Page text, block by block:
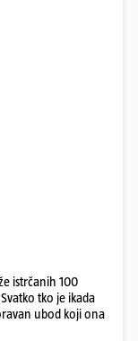
istrčanih 100
tko je ikada
ubod koji ona